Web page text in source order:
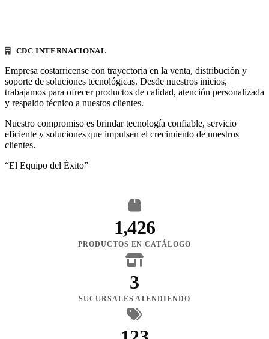
CDC INTERNACIONAL
Empresa costarricense con trayectoria en la venta, distribución y
soporte de soluciones tecnológicas. Desde nuestros inicios,
trabajamos para ofrecer productos de calidad, atención personalizada
y respaldo técnico a nuestos clientes.
Nuestro compromiso es brindar tecnología confiable, servicio
eficiente y soluciones que impulsen el crecimiento de nuestros
clientes.
“El Equipo del Éxito”
1,426
PRODUCTOS EN CATÁLOGO
3
SUCURSALES ATENDIENDO